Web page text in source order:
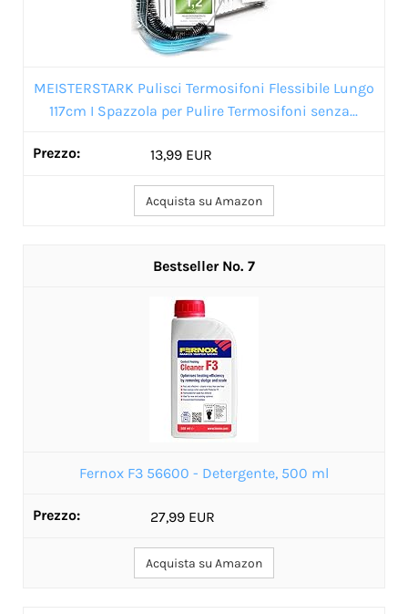
MEISTERSTARK Pulisci Termosifoni Flessibile Lungo
117cm I Spazzola per Pulire Termosifoni senza...
13,99 EUR
Acquista su Amazon
7
Fernox F3 56600 - Detergente, 500 ml
27,99 EUR
Acquista su Amazon